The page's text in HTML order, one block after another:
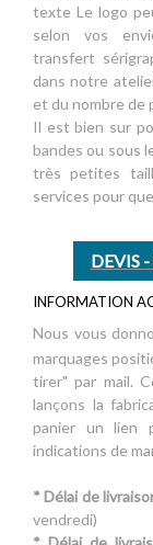
texte Le logo
selon vos
transfert
dans notre
et du nombre de
Il est bien sur
bandes ou sous
très petites
services pour
DEVIS
INFORMATION
Nous vous
marquages
tirer" par mail.
lançons la
panier un lien
indications de
* Délai de
vendredi)